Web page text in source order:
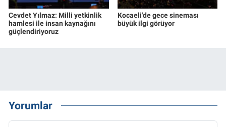
Cevdet Yılmaz: Milli yetkinlik
hamlesi ile insan kaynağını
güçlendiriyoruz
Kocaeli'de gece sineması
büyük ilgi görüyor
Yorumlar